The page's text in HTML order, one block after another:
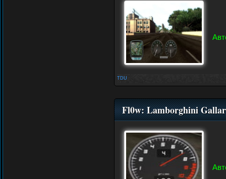
TDU
Fl0w: Lamborghini